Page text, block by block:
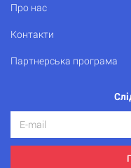
Про нас
Контакти
Партнерська програма